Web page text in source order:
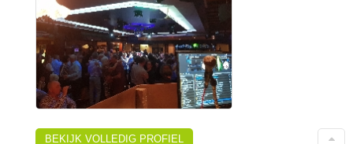
BEKIJK VOLLEDIG PROFIEL